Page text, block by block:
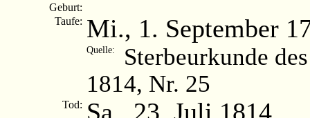
Geburt:
Taufe: Mi., 1. September
Quelle:
Sterbeurkunde
1814, Nr. 25
Tod: Sa., 23. Juli 1814